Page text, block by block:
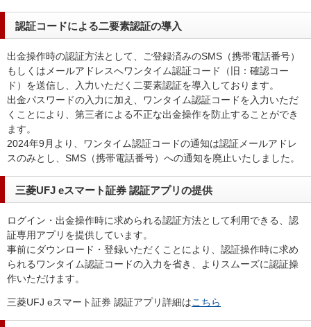
認証コードによる二要素認証の導入
出金操作時の認証方法として、ご登録済みのSMS（携帯電話番号）
もしくはメールアドレスへワンタイム認証コード（旧：確認コー
ド）を送信し、入力いただく二要素認証を導入しております。
出金パスワードの入力に加え、ワンタイム認証コードを入力いただ
くことにより、第三者による不正な出金操作を防止することができ
ます。
2024年9月より、ワンタイム認証コードの通知は認証メールアドレ
スのみとし、SMS（携帯電話番号）への通知を廃止いたしました。
三菱UFJ eスマート証券 認証アプリの提供
ログイン・出金操作時に求められる認証方法として利用できる、認
証専用アプリを提供しています。
事前にダウンロード・登録いただくことにより、認証操作時に求め
られるワンタイム認証コードの入力を省き、よりスムーズに認証操
作いただけます。
三菱UFJ eスマート証券 認証アプリ詳細はこちら